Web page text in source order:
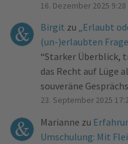
16. Dezember 2025 9:28
Birgit zu „Erlaubt
(un-)erlaubten
“Starker Überblick,
das Recht auf Lüge
souveräne
23. September 2025
Marianne zu
Umschulung: Mit